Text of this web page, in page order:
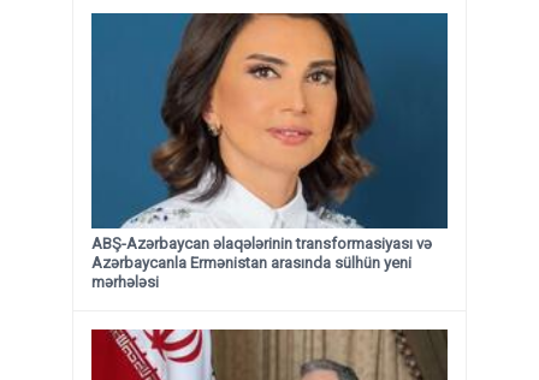
ABŞ-Azərbaycan əlaqələrinin transformasiyası və
Azərbaycanla Ermənistan arasında sülhün yeni
mərhələsi